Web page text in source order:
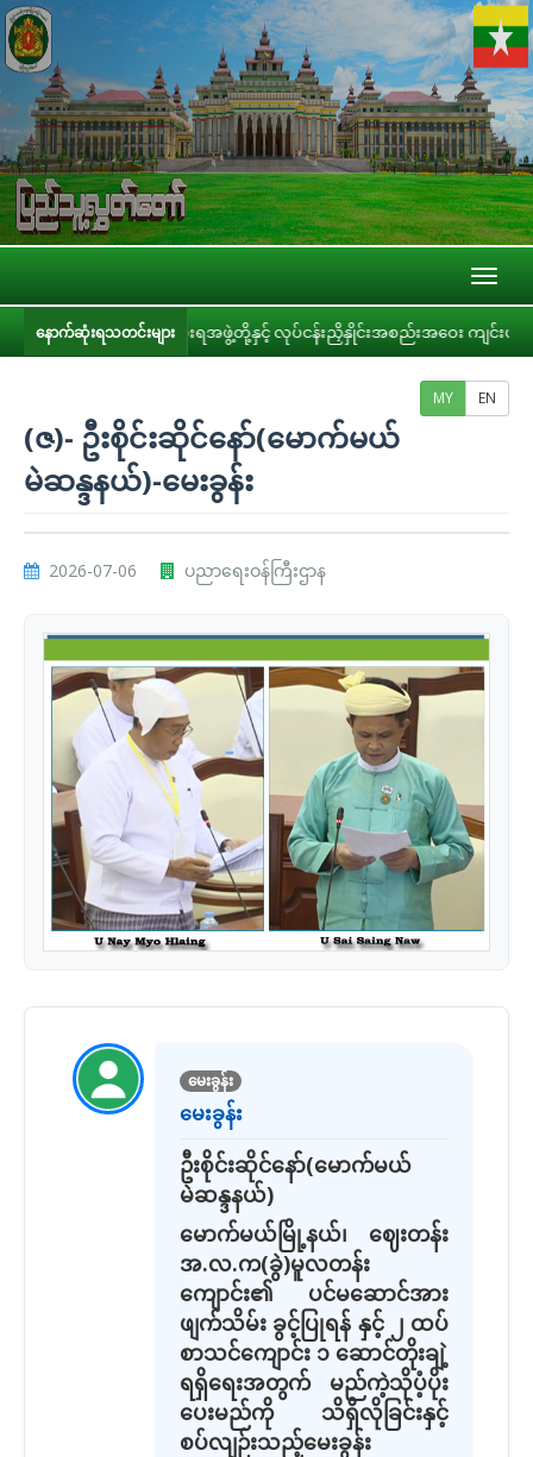
နောက်ဆုံးရသတင်းများ
ပြည်နယ် အစိုးရအဖွဲ့တို့နှင့် လုပ်ငန်းညှိနှိုင်းအစည်းအဝေး ကျင်းပ ပြည်သူ့လွှ
MY EN
(ဇ)- ဦးစိုင်းဆိုင်နော်(မောက်မယ်
မဲဆန္ဒနယ်)-မေးခွန်း
2026-07-06 ပညာရေးဝန်ကြီးဌာန
မေးခွန်း
မေးခွန်း
ဦးစိုင်းဆိုင်နော်(မောက်မယ်
မဲဆန္ဒနယ်)
မောက်မယ်မြို့နယ်၊ ဈေးတန်း
အ.လ.က(ခွဲ)မူလတန်း
ကျောင်း၏ ပင်မဆောင်အား
ဖျက်သိမ်း ခွင့်ပြုရန် နှင့် ၂ ထပ်
စာသင်ကျောင်း ၁ ဆောင်တိုးချဲ့
ရရှိရေးအတွက် မည်ကဲ့သိုပံ့ပိုး
ပေးမည်ကို သိရှိလိုခြင်းနှင့်
စပ်လျဉ်းသည့်မေးခွန်း